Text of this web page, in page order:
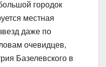
городок
местная
даже по
очевидцев,
Базелевского в